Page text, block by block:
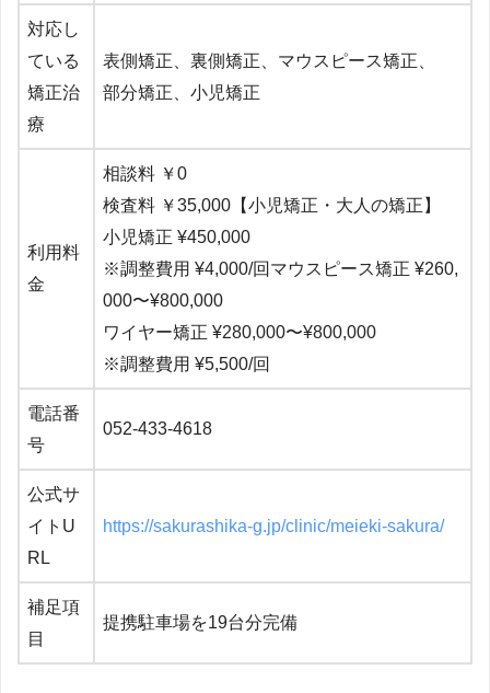
対応し
ている
矯正治
療
表側矯正、裏側矯正、マウスピース矯正、
部分矯正、小児矯正
利用料
金
相談料 ￥0
検査料 ￥35,000 【小児矯正・大人の矯正】
小児矯正 ¥450,000
※調整費用 ¥4,000/回マウスピース矯正 ¥260,
000〜¥800,000
ワイヤー矯正 ¥280,000〜¥800,000
※調整費用 ¥5,500/回
電話番
号
052-433-4618
公式サ
イトU
RL
https://sakurashika-g.jp/clinic/meieki-sakura/
補足項
目
提携駐車場を19台分完備